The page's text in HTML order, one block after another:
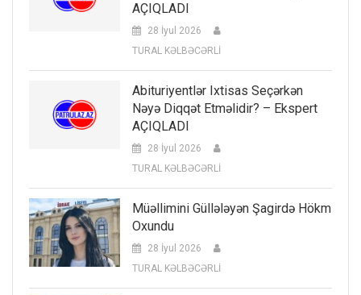
AÇIQLADI
28 İyul 2026
TURAL KƏLBƏCƏRLİ
Abituriyentlər Ixtisas Seçərkən
Nəyə Diqqət Etməlidir? – Ekspert
AÇIQLADI
28 İyul 2026
TURAL KƏLBƏCƏRLİ
Müəllimini Güllələyən Şagirdə Hökm
Oxundu
28 İyul 2026
TURAL KƏLBƏCƏRLİ